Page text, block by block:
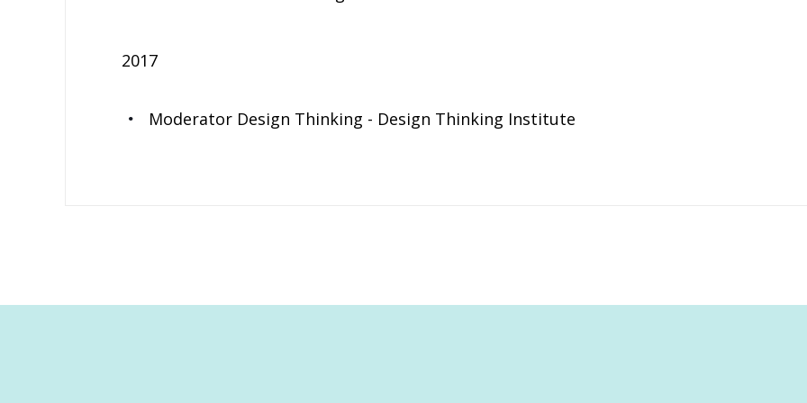
2017
Moderator Design Thinking - Design Thinking Institute